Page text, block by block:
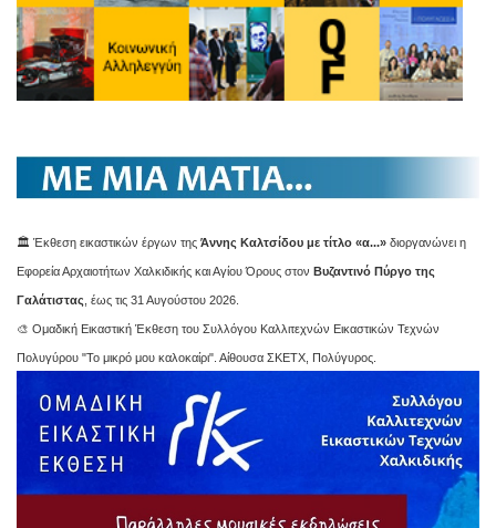
🏛️ Έκθεση εικαστικών έργων της Άννης Καλτσίδου με τίτλο «α...» διοργανώνει η
Εφορεία Αρχαιοτήτων Χαλκιδικής και Αγίου Όρους στον Βυζαντινό Πύργο της
Γαλάτιστας , έως τις 31 Αυγούστου 2026.
🎨 Ομαδική Εικαστική Έκθεση του Συλλόγου Καλλιτεχνών Εικαστικών Τεχνών
Πολυγύρου "Το μικρό μου καλοκαίρι". Αίθουσα ΣΚΕΤΧ, Πολύγυρος.